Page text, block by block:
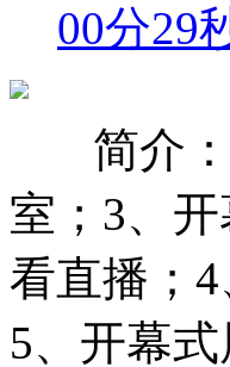
00分29
简介
室；3、
看直播；
5、开幕